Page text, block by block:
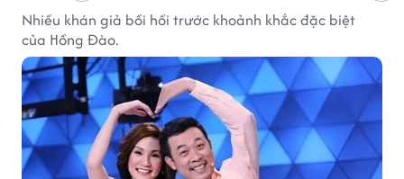
Nhiều khán giả bồi hồi trước khoảnh khắc đặc biệt
của Hồng Đào.